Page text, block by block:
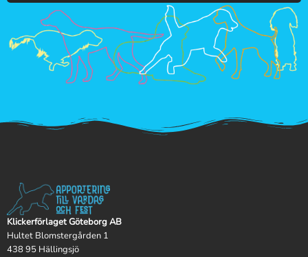
Klickerförlaget Göteborg AB
Hultet Blomstergården 1
438 95 Hällingsjö